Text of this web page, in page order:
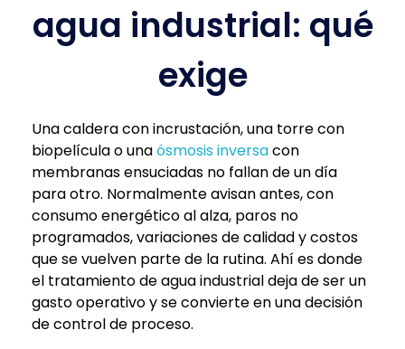
agua industrial: qué
exige
Una caldera con incrustación, una torre con
biopelícula o unaósmosis inversacon
membranas ensuciadas no fallan de un día
para otro. Normalmente avisan antes, con
consumo energético al alza, paros no
programados, variaciones de calidad y costos
que se vuelven parte de la rutina. Ahí es donde
el tratamiento de agua industrial deja de ser un
gasto operativo y se convierte en una decisión
de control de proceso.